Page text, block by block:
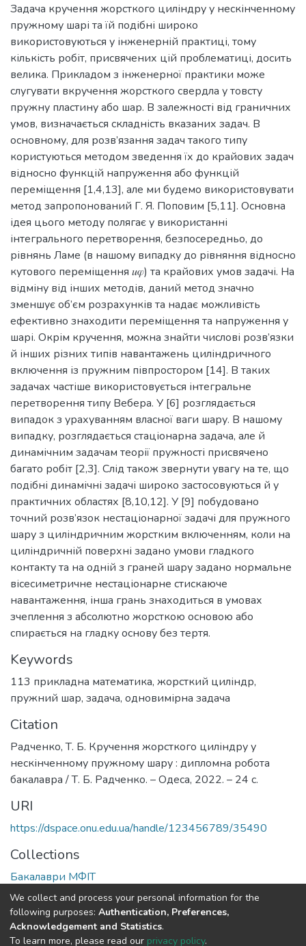
Задача кручення жорсткого циліндру у нескінченному
пружному шарі та їй подібні широко
використовуються у інженерній практиці, тому
кількість робіт, присвячених цій проблематиці, досить
велика. Прикладом з інженерної практики може
слугувати вкручення жорсткого свердла у товсту
пружну пластину або шар. В залежності від граничних
умов, визначається складність вказаних задач. В
основному, для розв’язання задач такого типу
користуються методом зведення їх до крайових задач
відносно функцій напруження або функцій
переміщення [1,4,13], але ми будемо використовувати
метод запропонований Г. Я. Поповим [5,11]. Основна
ідея цього методу полягає у використанні
інтегрального перетворення, безпосередньо, до
рівнянь Ламе (в нашому випадку до рівняння відносно
кутового переміщення 𝑢𝜑) та крайових умов задачі. На
відміну від інших методів, даний метод значно
зменшує об’єм розрахунків та надає можливість
ефективно знаходити переміщення та напруження у
шарі. Окрім кручення, можна знайти числові розв’язки
й інших різних типів навантажень циліндричного
включення із пружним півпростором [14]. В таких
задачах частіше використовується інтегральне
перетворення типу Вебера. У [6] розглядається
випадок з урахуванням власної ваги шару. В нашому
випадку, розглядається стаціонарна задача, але й
динамічним задачам теорії пружності присвячено
багато робіт [2,3]. Слід також звернути увагу на те, що
подібні динамічні задачі широко застосовуються й у
практичних областях [8,10,12]. У [9] побудовано
точний розв’язок нестаціонарної задачі для пружного
шару з циліндричним жорстким включенням, коли на
циліндричній поверхні задано умови гладкого
контакту та на одній з граней шару задано нормальне
вісесиметричне нестаціонарне стискаюче
навантаження, інша грань знаходиться в умовах
зчеплення з абсолютно жорсткою основою або
спирається на гладку основу без тертя.
Keywords
113 прикладна математика, жорсткий циліндр,
пружний шар, задача, одновимірна задача
Citation
Радченко, Т. Б. Кручення жорсткого циліндру у
нескінченному пружному шару : дипломна робота
бакалавра / Т. Б. Радченко. – Одеса, 2022. – 24 с.
URI
https://dspace.onu.edu.ua/handle/123456789/35490
Collections
Бакалаври МФІТ
Full item page
We collect and process your personal information for the
following purposes: Authentication, Preferences,
Acknowledgement and Statistics.
To learn more, please read our privacy policy.